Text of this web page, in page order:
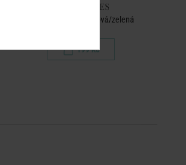
SPRING VIBES
Taška bavlněná - fialová/zelená
199 Kč